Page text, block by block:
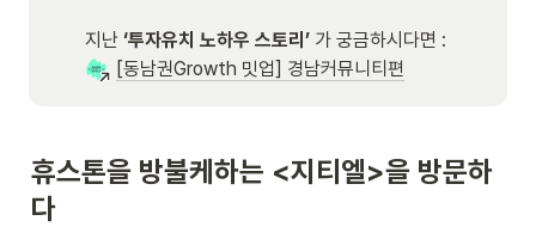
지난 ‘투자유치 노하우 스토리’ 가 궁금하시다면 :
[동남권Growth 밋업] 경남커뮤니티편
휴스톤을 방불케하는 <지티엘>을 방문하
다